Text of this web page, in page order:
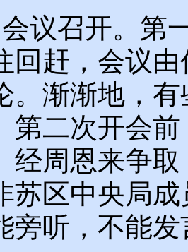
议召开。第
回赶，会议
。渐渐地，
第二次开会
经周恩来争
苏区中央局
旁听，不能发